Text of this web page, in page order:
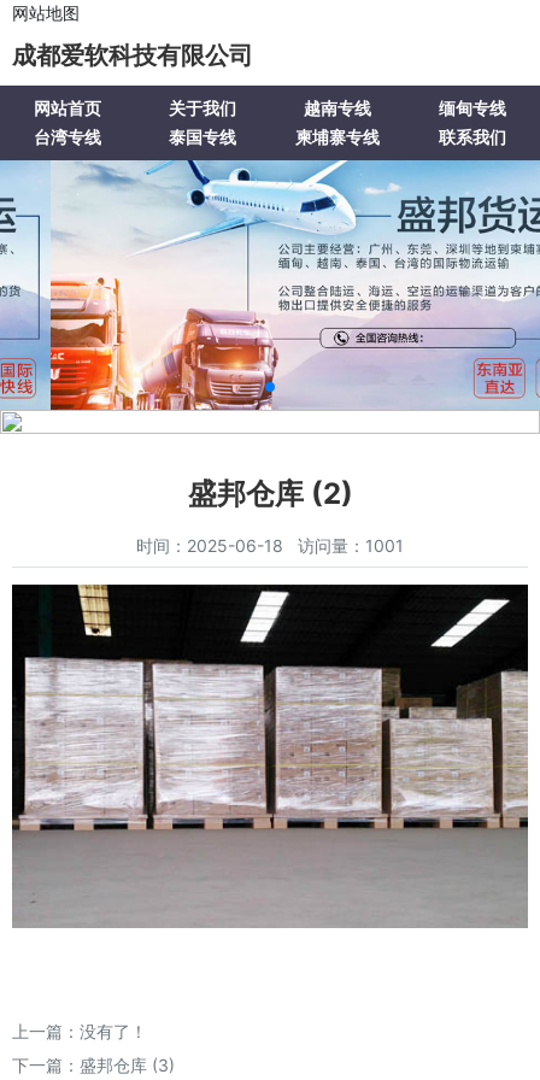
网站地图
成都爱软科技有限公司
网站首页 关于我们 越南专线
缅甸专线
台湾专线
泰国专线 柬埔寨专线 联系我们
盛邦仓库 (2)
时间：2025-06-18 访问量：1001
上一篇：没有了！
下一篇： 盛邦仓库 (3)